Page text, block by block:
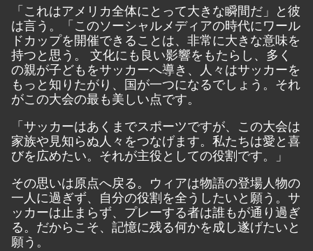
「これはアメリカ全体にとって大きな瞬間だ」と彼
は言う。「このソーシャルメディアの時代にワール
ドカップを開催できることは、非常に大きな意味を
持つと思う。 文化にも良い影響をもたらし、多く
の親が子どもをサッカーへ導き、人々はサッカーを
もっと知りたがり、国が一つになるでしょう。それ
がこの大会の最も美しい点です。
「サッカーはあくまでスポーツですが、この大会は
家族や見知らぬ人々をつなげます。私たちは愛と喜
びを広めたい。それが主役としての役割です。」
その思いは原点へ戻る。ウィアは物語の登場人物の
一人に過ぎず、自分の役割を全うしたいと願う。サ
ッカーは止まらず、プレーする者は誰もが通り過ぎ
る。だからこそ、記憶に残る何かを成し遂げたいと
願う。